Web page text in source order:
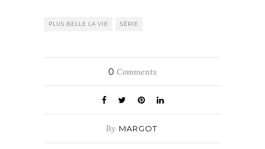
PLUS BELLE LA VIE SÉRIE
0 Comments
By MARGOT